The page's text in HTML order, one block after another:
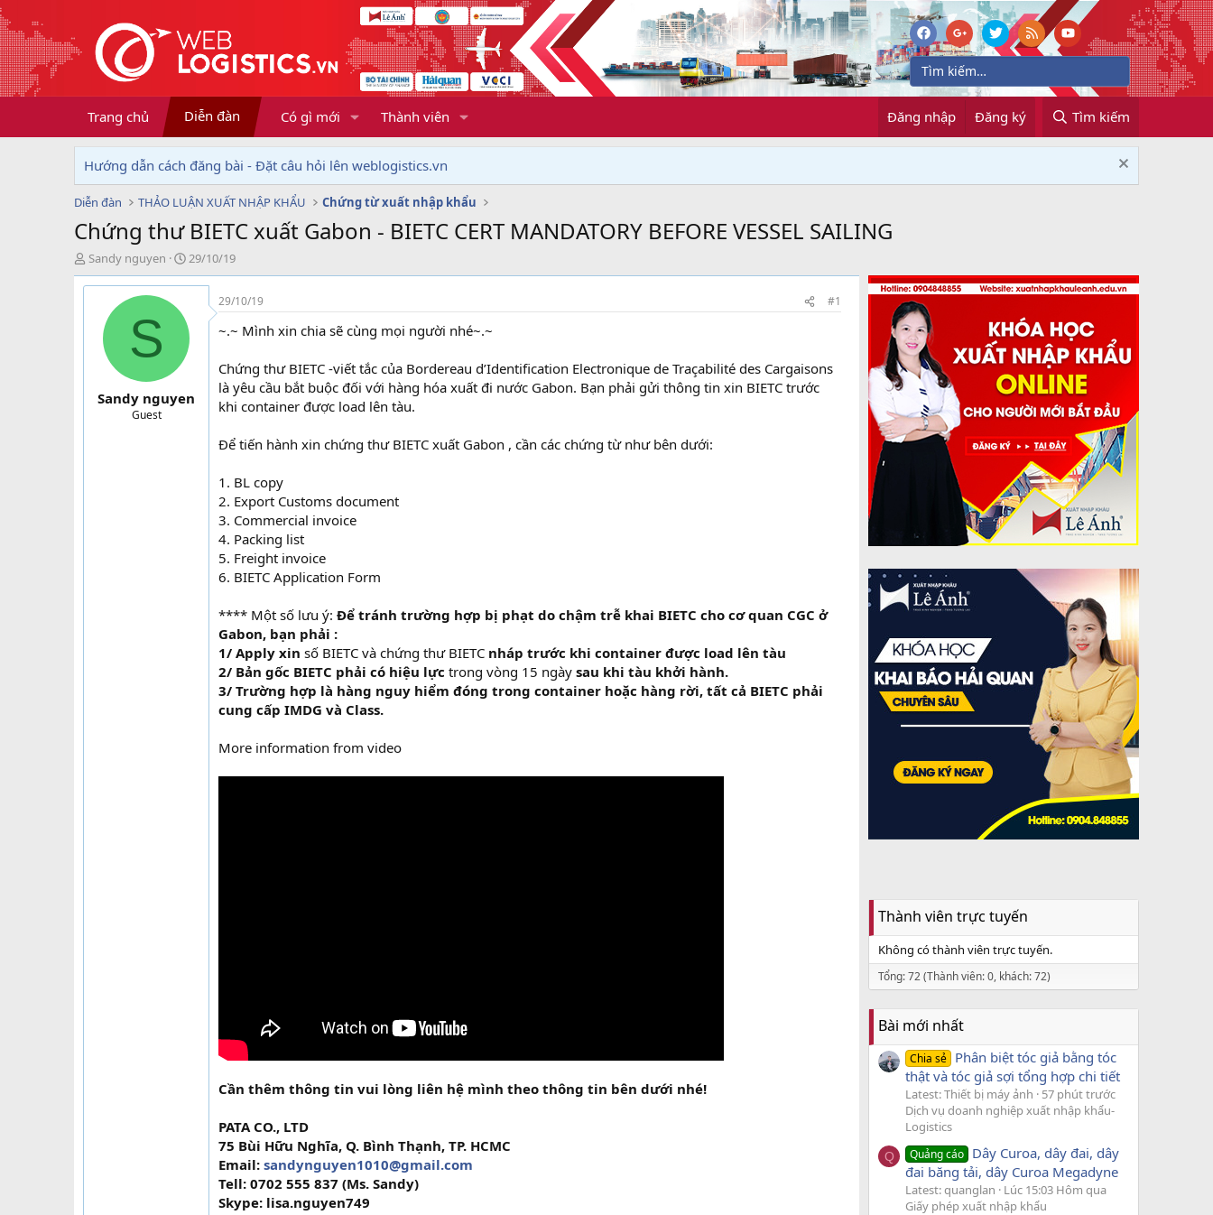
Trang chủ Diễn đàn Có gì mới Thành viên Đăng nhập Đăng ký Tìm kiếm
Hướng dẫn cách đăng bài - Đặt câu hỏi lên weblogistics.vn
Diễn đàn THẢO LUẬN XUẤT NHẬP KHẨU Chứng từ xuất nhập khẩu
Chứng thư BIETC xuất Gabon - BIETC CERT MANDATORY BEFORE VESSEL SAILING
T
h
r
Sandy nguyen
N
g
à
ử
i
29/10/19
S
Sandy nguyen
Guest
29/10/19 #1
~.~ Mình xin chia sẽ cùng mọi người nhé~.~
Chứng thư BIETC -viết tắc của Bordereau d’Identification Electronique de Traçabilité des Cargaisons
là yêu cầu bắt buộc đối với hàng hóa xuất đi nước Gabon. Bạn phải gửi thông tin xin BIETC trước
khi container được load lên tàu.
Để tiến hành xin chứng thư BIETC xuất Gabon , cần các chứng từ như bên dưới:
1. BL copy
2. Export Customs document
3. Commercial invoice
4. Packing list
5. Freight invoice
6. BIETC Application Form
**** Một số lưu ý: Để tránh trường hợp bị phạt do chậm trễ khai BIETC cho cơ quan CGC ở
Gabon, bạn phải :
1/ Apply xin số BIETC và chứng thư BIETC nháp trước khi container được load lên tàu
2/ Bản gốc BIETC phải có hiệu lực trong vòng 15 ngày sau khi tàu khởi hành.
3/ Trường hợp là hàng nguy hiểm đóng trong container hoặc hàng rời, tất cả BIETC phải
cung cấp IMDG và Class.
More information from video
Cần thêm thông tin vui lòng liên hệ mình theo thông tin bên dưới nhé!
PATA CO., LTD
75 Bùi Hữu Nghĩa, Q. Bình Thạnh, TP. HCMC
Email: sandynguyen1010@gmail.com
Tell: 0702 555 837 (Ms. Sandy)
Skype: lisa.nguyen749
Thành viên trực tuyến
Không có thành viên trực tuyến.
Tổng: 72 (Thành viên: 0, khách: 72)
Bài mới nhất
Chia sẻ Phân biệt tóc giả bằng tóc
thật và tóc giả sợi tổng hợp chi tiết
Latest: Thiết bị máy ảnh
57 phút trước
Dịch vụ doanh nghiệp xuất nhập khẩu-
Logistics
Q Quảng cáo Dây Curoa, dây đai, dây
đai băng tải, dây Curoa Megadyne
Latest: quanglan
Lúc 15:03 Hôm qua
Giấy phép xuất nhập khẩu